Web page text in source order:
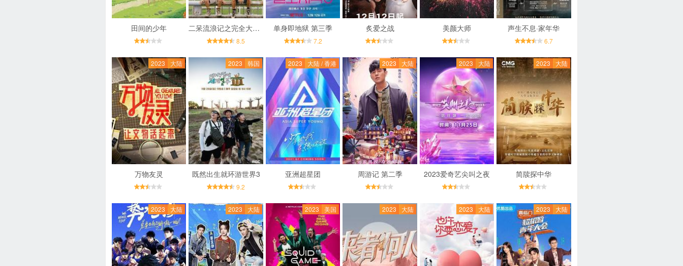
田间的少年 二呆流浪记之完全大人手册
8.5
单身即地狱 第三季
7.2
炙爱之战 美颜大师 声生不息·家年华
6.7
2023 大陆
万物友灵
2023 韩国
既然出生就环游世界3
9.2
2023 大陆 / 香港
亚洲超星团
2023 大陆
周游记 第二季
2023 大陆
2023爱奇艺尖叫之夜
2023 大陆
简牍探中华
2023 大陆 2023 大陆 2023 美国 2023 大陆 2023 大陆 2023 大陆